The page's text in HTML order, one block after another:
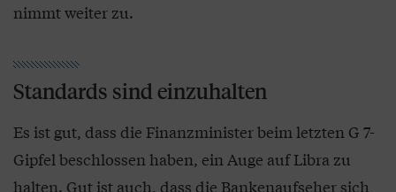
nimmt weiter zu.
Standards sind einzuhalten
Es ist gut, dass die Finanzminister beim letzten G 7-
Gipfel beschlossen haben, ein Auge auf Libra zu
halten. Gut ist auch, dass die Bankenaufseher sich